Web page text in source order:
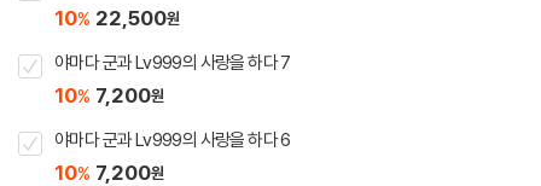
10% 22,500원
야마다 군과 Lv999의 사랑을 하다 7
10% 7,200원
야마다 군과 Lv999의 사랑을 하다 6
10% 7,200원